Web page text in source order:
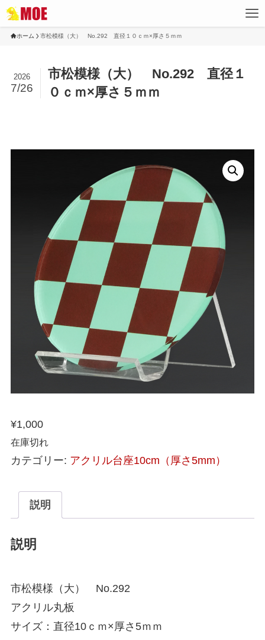
ホーム 市松模様（大） No.292 直径１０ｃｍ×厚さ５ｍｍ
市松模様（大） No.292 直径１
０ｃｍ×厚さ５ｍｍ
2026
7/26
¥1,000
在庫切れ
カテゴリー: アクリル台座10cm（厚さ5mm）
説明
説明
市松模様（大） No.292
アクリル丸板
サイズ：直径10ｃｍ×厚さ5ｍｍ